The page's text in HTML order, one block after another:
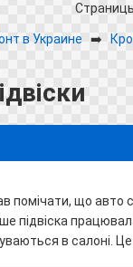
в Украине ➡️
помічати, що авто
підвіска
в салоні.